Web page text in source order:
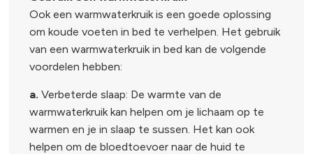
Ook een warmwaterkruik is een goede oplossing
om koude voeten in bed te verhelpen. Het gebruik
van een warmwaterkruik in bed kan de volgende
voordelen hebben:
a. Verbeterde slaap: De warmte van de
warmwaterkruik kan helpen om je lichaam op te
warmen en je in slaap te sussen. Het kan ook
helpen om de bloedtoevoer naar de huid te